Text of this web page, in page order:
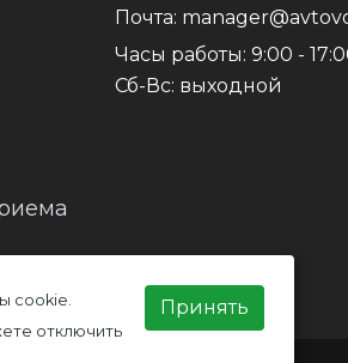
cookie.
отключить
Принять
Почта:
Часы работы: 9:00 -
Сб-Вс: выходной